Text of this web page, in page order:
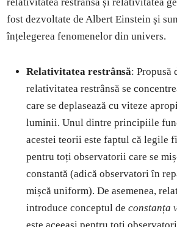
fost dezvoltate de Albert Einstein și
înțelegerea fenomenelor din univers.
Relativitatea restrânsă: Propusă
relativitatea restrânsă se
care se deplasează cu viteze
luminii. Unul dintre principiile
acestei teorii este faptul că legile
pentru toți observatorii care se
constantă (adică observatori în
mișcă uniform). De asemenea,
introduce conceptul deconstanța